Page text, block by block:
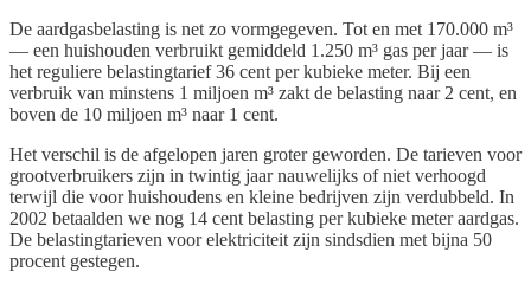
De aardgasbelasting is net zo vormgegeven. Tot en met 170.000 m³
— een huishouden verbruikt gemiddeld 1.250 m³ gas per jaar — is
het reguliere belastingtarief 36 cent per kubieke meter. Bij een
verbruik van minstens 1 miljoen m³ zakt de belasting naar 2 cent, en
boven de 10 miljoen m³ naar 1 cent.
Het verschil is de afgelopen jaren groter geworden. De tarieven voor
grootverbruikers zijn in twintig jaar nauwelijks of niet verhoogd
terwijl die voor huishoudens en kleine bedrijven zijn verdubbeld. In
2002 betaalden we nog 14 cent belasting per kubieke meter aardgas.
De belastingtarieven voor elektriciteit zijn sindsdien met bijna 50
procent gestegen.